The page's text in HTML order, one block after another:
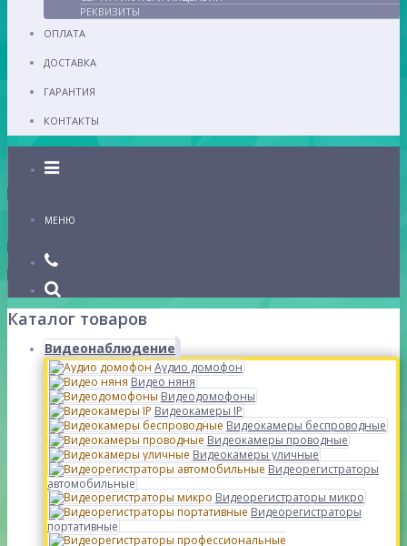
РЕКВИЗИТЫ
ОПЛАТА
ДОСТАВКА
ГАРАНТИЯ
КОНТАКТЫ
Каталог
МЕНЮ
Каталог товаров
Видеонаблюдение
Аудио домофон
Видео няня
Видеодомофоны
Видеокамеры IP
Видеокамеры беспроводные
Видеокамеры проводные
Видеокамеры уличные
Видеорегистраторы
автомобильные
Видеорегистраторы микро
Видеорегистраторы
портативные